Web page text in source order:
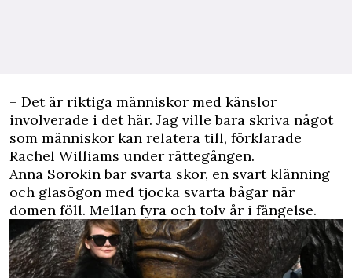
– Det är riktiga människor med känslor
involverade i det här. Jag ville bara skriva något
som människor kan relatera till, förklarade
Rachel Williams under rättegången.
Anna Sorokin bar svarta skor, en svart klänning
och glasögon med tjocka svarta bågar när
domen föll. Mellan fyra och tolv år i fängelse.